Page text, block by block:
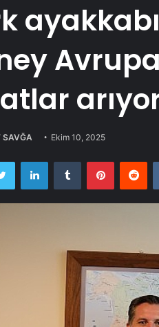
SAVĞA Ekim 10, 2025
Twitter LinkedInTumblr Pinterest